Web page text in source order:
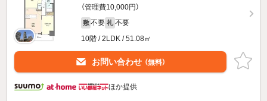
（管理費10,000円）
敷 不要 礼 不要
10階 / 2LDK / 51.08㎡
お問い合わせ （無料）
ほか提供